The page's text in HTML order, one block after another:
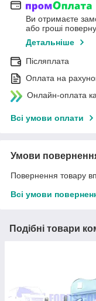
Ви отримаєте
або гроші
Детальніше
Післяплата
Оплата на
Онлайн-оплата
Всі умови оплати
Умови
Повернення товару
Всі умови
Подібні товари